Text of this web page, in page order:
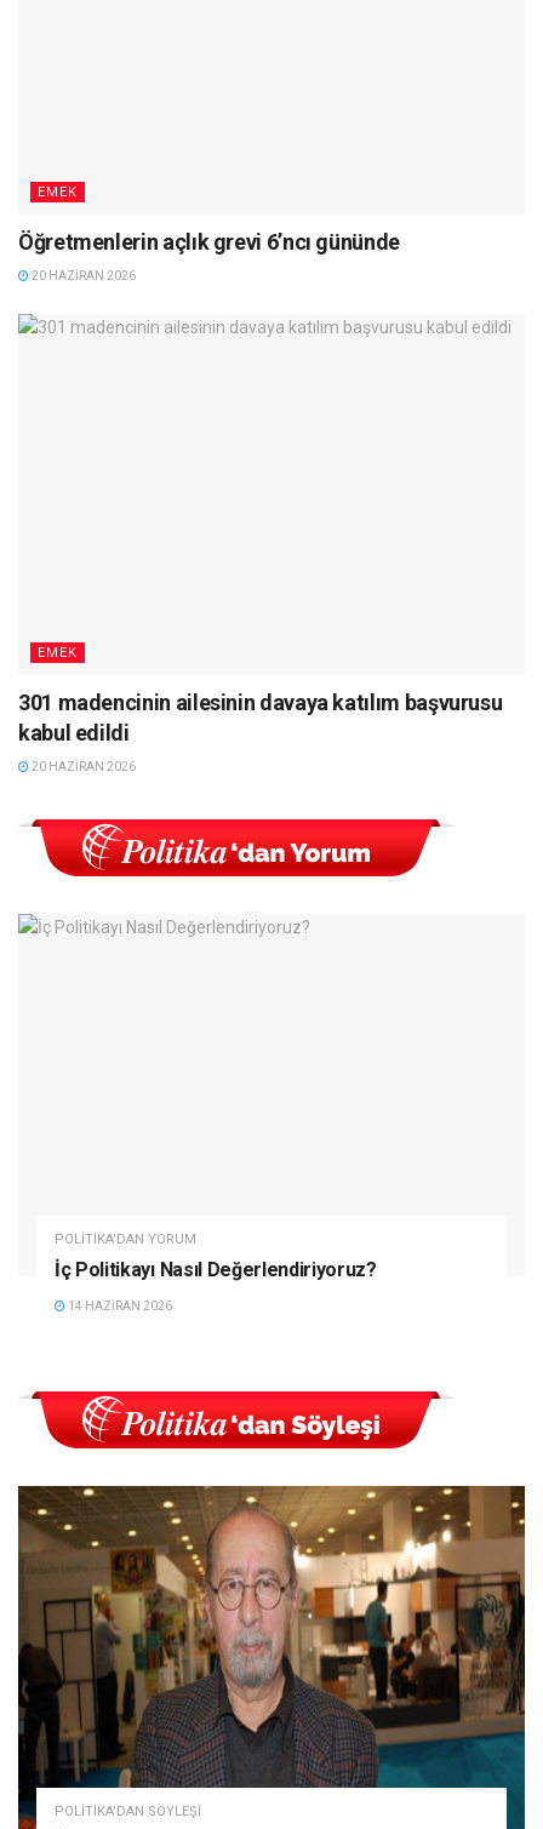
EMEK
Öğretmenlerin açlık grevi 6’ncı gününde
20 HAZIRAN 2026
EMEK
301 madencinin ailesinin davaya katılım başvurusu
kabul edildi
20 HAZIRAN 2026
POLITIKA'DAN YORUM
İç Politikayı Nasıl Değerlendiriyoruz?
14 HAZIRAN 2026
POLITIKA'DAN SÖYLEŞI